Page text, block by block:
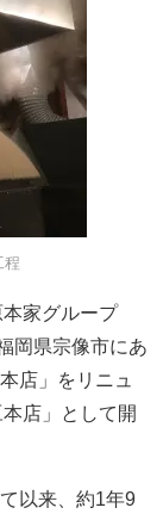
程
家グループ
岡県宗像市にあ
店」をリニュ
店」として開
以来、約1年9